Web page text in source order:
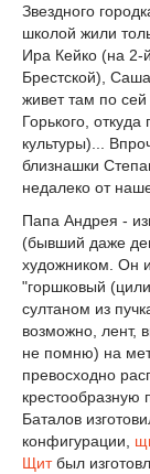
Звездного
школой жили
Ира Кейко (на 2-
Брестской),
живет там по
Горького,
культуры)...
близнашки
недалеко от
Папа Андрея -
(бывший даже
художником. Он
"горшковый
султаном из
возможно, лент,
не помню) на
превосходно
крестообразную
Баталов
конфигурации,
Щитбыл